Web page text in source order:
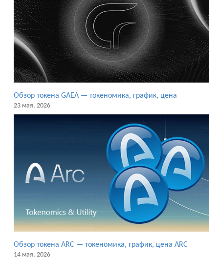
Обзор токена GAEA — токеномика, график, цена
23 мая, 2026
Обзор токена ARC — токеномика, график, цена ARC
14 мая, 2026